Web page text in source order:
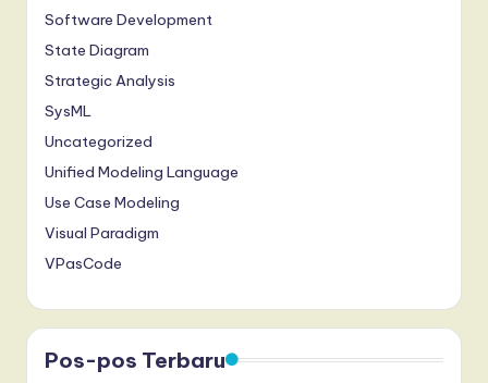
Software Development
State Diagram
Strategic Analysis
SysML
Uncategorized
Unified Modeling Language
Use Case Modeling
Visual Paradigm
VPasCode
Pos-pos Terbaru